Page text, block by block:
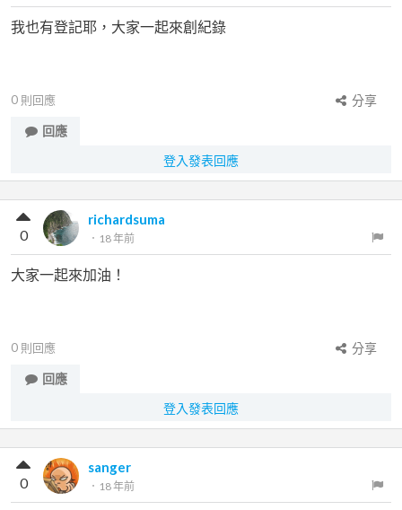
我也有登記耶，大家一起來創紀錄
0 則回應
分享
回應
登入發表回應
richardsuma
． 18 年前
0
大家一起來加油！
0 則回應
分享
回應
登入發表回應
sanger
． 18 年前
0